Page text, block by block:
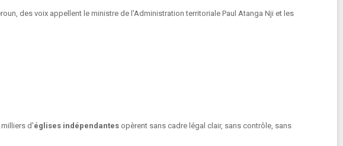
des voix appellent le ministre de l'Administration territoriale Paul Atanga Nji et les
d'églises indépendantes opèrent sans cadre légal clair, sans contrôle, sans